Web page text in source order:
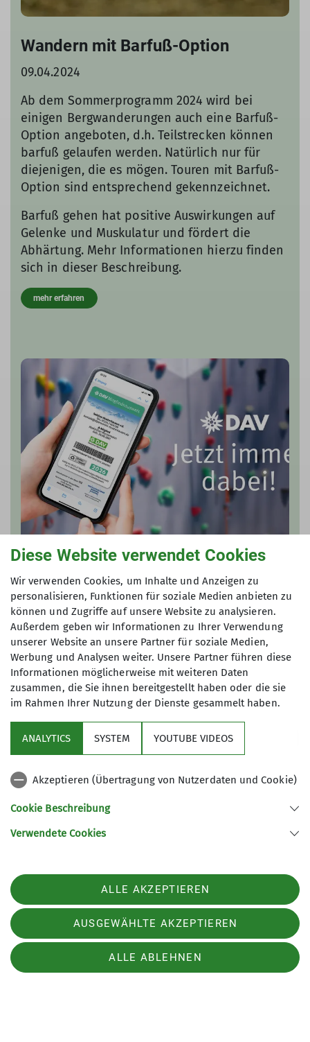
Wandern mit Barfuß-Option
09.04.2024
Ab dem Sommerprogramm 2024 wird bei
einigen Bergwanderungen auch eine Barfuß-
Option angeboten, d.h. Teilstrecken können
barfuß gelaufen werden. Natürlich nur für
diejenigen, die es mögen. Touren mit Barfuß-
Option sind entsprechend gekennzeichnet.
Barfuß gehen hat positive Auswirkungen auf
Gelenke und Muskulatur und fördert die
Abhärtung. Mehr Informationen hierzu finden
sich in dieser Beschreibung.
mehr erfahren
Neu: der digitale DAV-
Mitgliedsausweis
05.01.2024
Dein DAV-Mitgliedsausweis ist jetzt auch in
digitaler Form verfügbar. Damit hast du als
DAV-Mitglied alle wichtigen Infos immer auf
DAV Services
Aktuelles
Diese Website verwendet Cookies
Wir verwenden Cookies, um Inhalte und Anzeigen zu
personalisieren, Funktionen für soziale Medien anbieten zu
können und Zugriffe auf unsere Website zu analysieren.
Außerdem geben wir Informationen zu Ihrer Verwendung
unserer Website an unsere Partner für soziale Medien,
Werbung und Analysen weiter. Unsere Partner führen diese
Informationen möglicherweise mit weiteren Daten
zusammen, die Sie ihnen bereitgestellt haben oder die sie
im Rahmen Ihrer Nutzung der Dienste gesammelt haben.
ANALYTICS SYSTEM YOUTUBE VIDEOS
Akzeptieren (Übertragung von Nutzerdaten und Cookie)
Cookie Beschreibung
Verwendete Cookies
ALLE AKZEPTIEREN
AUSGEWÄHLTE AKZEPTIEREN
ALLE ABLEHNEN